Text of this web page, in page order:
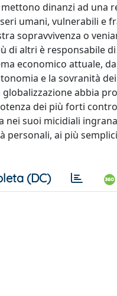
dinanzi ad una
umani, vulnerabili e
sopravvivenza o
altri è responsabile di
economico attuale,
e la sovranità
globalizzazione abbia
dei più forti
suoi micidiali
personali, ai più
(DC)